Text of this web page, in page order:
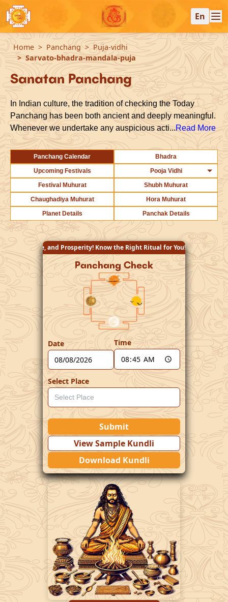
En
Home Panchang
Puja-vidhi
Sarvato-bhadra-mandala-puja
Sanatan Panchang
In Indian culture, the tradition of checking the Today
Panchang has been both ancient and deeply meaningful.
Whenever we undertake any auspicious acti...Read More
Panchang Calendar
Bhadra
Upcoming Festivals
Pooja Vidhi
Festival Muhurat
Shubh Muhurat
Chaughadiya Muhurat
Hora Muhurat
Planet Details
Panchak Details
Know the Right Ritual for You!
Panchang Check
Date Time
Select Place
Submit
View Sample Kundli
Download Kundli